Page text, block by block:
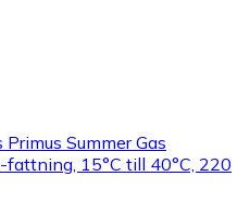
Summer Gas
15°C till 40°C, 220